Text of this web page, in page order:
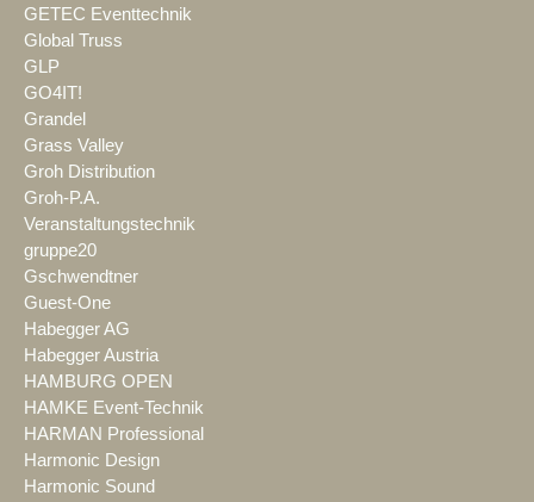
GETEC Eventtechnik
Global Truss
GLP
GO4IT!
Grandel
Grass Valley
Groh Distribution
Groh-P.A.
Veranstaltungstechnik
gruppe20
Gschwendtner
Guest-One
Habegger AG
Habegger Austria
HAMBURG OPEN
HAMKE Event-Technik
HARMAN Professional
Harmonic Design
Harmonic Sound